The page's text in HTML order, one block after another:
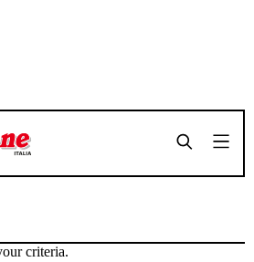
criteria.